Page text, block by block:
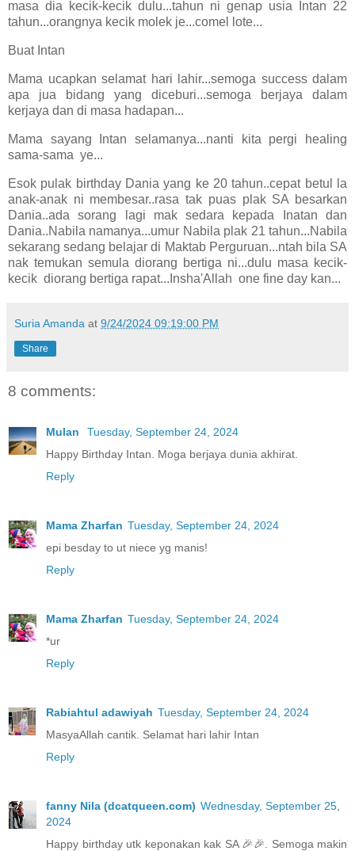
masa dia kecik-kecik dulu...tahun ni genap usia Intan 22
tahun...orangnya kecik molek je...comel lote...
Buat Intan
Mama ucapkan selamat hari lahir...semoga success dalam
apa jua bidang yang diceburi...semoga berjaya dalam
kerjaya dan di masa hadapan...
Mama sayang Intan selamanya...nanti kita pergi healing
sama-sama ye...
Esok pulak birthday Dania yang ke 20 tahun..cepat betul la
anak-anak ni membesar..rasa tak puas plak SA besarkan
Dania..ada sorang lagi mak sedara kepada Inatan dan
Dania..Nabila namanya...umur Nabila plak 21 tahun...Nabila
sekarang sedang belajar di Maktab Perguruan...ntah bila SA
nak temukan semula diorang bertiga ni...dulu masa kecik-
kecik diorang bertiga rapat...Insha'Allah one fine day kan...
Suria Amanda at 9/24/2024 09:19:00 PM
Share
8 comments:
Mulan
Tuesday, September 24, 2024
Happy Birthday Intan. Moga berjaya dunia akhirat.
Reply
Mama Zharfan Tuesday, September 24, 2024
epi besday to ut niece yg manis!
Reply
Mama Zharfan Tuesday, September 24, 2024
*ur
Reply
Rabiahtul adawiyah Tuesday, September 24, 2024
MasyaAllah cantik. Selamat hari lahir Intan
Reply
fanny Nila (dcatqueen.com) Wednesday, September 25,
2024
Happy birthday utk keponakan kak SA 🎉🎉. Semoga makin